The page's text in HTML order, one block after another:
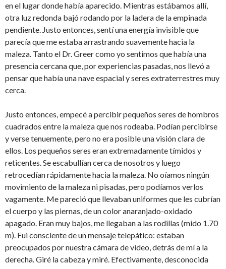
en el lugar donde había aparecido. Mientras estábamos allí,
otra luz redonda bajó rodando por la ladera de la empinada
pendiente. Justo entonces, sentí una energía invisible que
parecía que me estaba arrastrando suavemente hacia la
maleza. Tanto el Dr. Greer como yo sentimos que había una
presencia cercana que, por experiencias pasadas, nos llevó a
pensar que había una nave espacial y seres extraterrestres muy
cerca.
Justo entonces, empecé a percibir pequeños seres de hombros
cuadrados entre la maleza que nos rodeaba. Podían percibirse
y verse tenuemente, pero no era posible una visión clara de
ellos. Los pequeños seres eran extremadamente tímidos y
reticentes. Se escabullían cerca de nosotros y luego
retrocedían rápidamente hacia la maleza. No oíamos ningún
movimiento de la maleza ni pisadas, pero podíamos verlos
vagamente. Me pareció que llevaban uniformes que les cubrían
el cuerpo y las piernas, de un color anaranjado-oxidado
apagado. Eran muy bajos, me llegaban a las rodillas (mido 1.70
m). Fui consciente de un mensaje telepático: estaban
preocupados por nuestra cámara de video, detrás de mí a la
derecha. Giré la cabeza y miré. Efectivamente, desconocida